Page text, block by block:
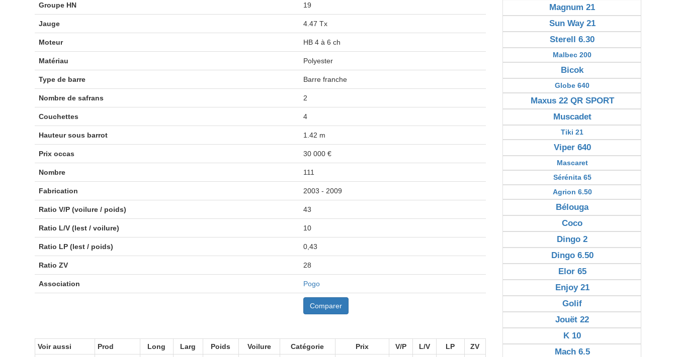
Groupe HN 19
Jauge 4.47 Tx
Moteur HB 4 à 6 ch
Matériau Polyester
Type de barre Barre franche
Nombre de safrans 2
Couchettes 4
Hauteur sous barrot 1.42 m
Prix occas 30 000 €
Nombre 111
Fabrication 2003 - 2009
Ratio V/P (voilure / poids) 43
Ratio L/V (lest / voilure) 10
Ratio LP (lest / poids) 0,43
Ratio ZV 28
Association Pogo
Comparer
Voir aussi Prod Long Larg Poids Voilure Catégorie Prix V/P L/V LP
ZV
Magnum 21
Sun Way 21
Sterell 6.30
Malbec 200
Bicok
Globe 640
Maxus 22 QR SPORT
Muscadet
Tiki 21
Viper 640
Mascaret
Sérénita 65
Agrion 6.50
Bélouga
Coco
Dingo 2
Dingo 6.50
Elor 65
Enjoy 21
Golif
Jouët 22
K 10
Mach 6.5